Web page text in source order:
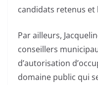
candidats retenus
Par ailleurs,
conseillers
d’autorisation
domaine public qui